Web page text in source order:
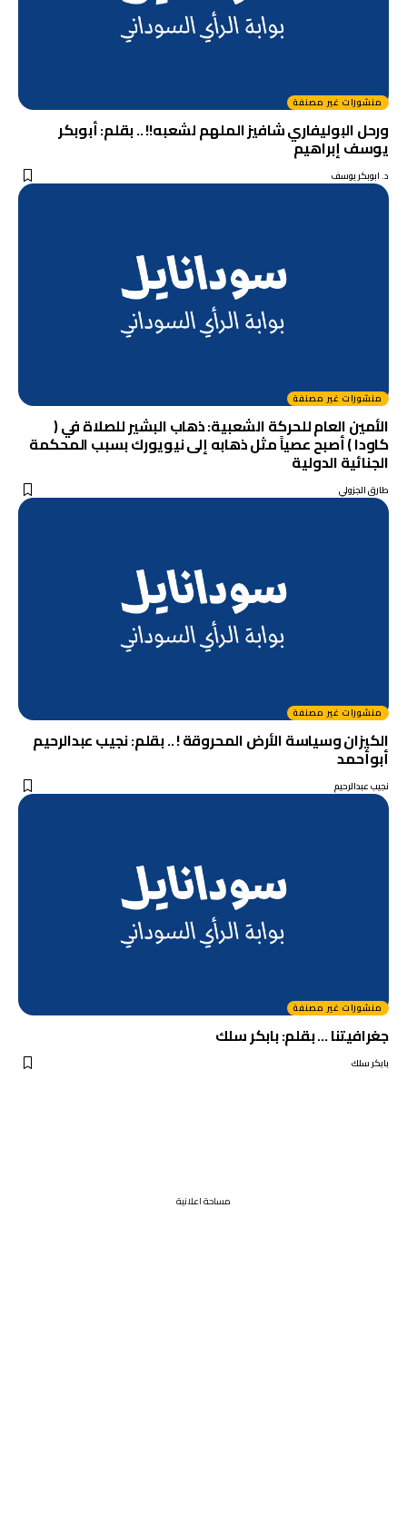
منشورات غير مصنفة
ورحل البوليفاري شافيز الملهم لشعبه!! .. بقلم: أبوبكر
يوسف إبراهيم
د. ابوبكر يوسف
منشورات غير مصنفة
الأمين العام للحركة الشعبية: ذهاب البشير للصلاة في (
كاودا ) أصبح عصياً مثل ذهابه إلى نيويورك بسبب المحكمة
الجنائية الدولية
طارق الجزولي
منشورات غير مصنفة
الكيزان وسياسة الأرض المحروقة ! .. بقلم: نجيب عبدالرحيم
أبوأحمد
نجيب عبدالرحيم
منشورات غير مصنفة
جغرافيتنا … بقلم: بابكر سلك
بابكر سلك
مساحة اعلانية